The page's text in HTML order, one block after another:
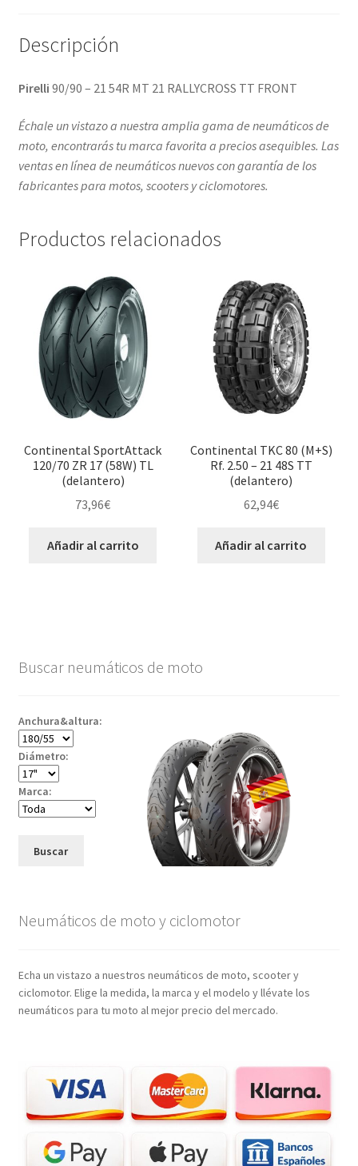
Descripción
Pirelli 90/90 – 21 54R MT 21 RALLYCROSS TT FRONT
Échale un vistazo a nuestra amplia gama de neumáticos de
moto, encontrarás tu marca favorita a precios asequibles. Las
ventas en línea de neumáticos nuevos con garantía de los
fabricantes para motos, scooters y ciclomotores.
Productos relacionados
Continental SportAttack
120/70 ZR 17 (58W) TL
(delantero)
73,96€
Añadir al carrito
Continental TKC 80 (M+S)
Rf. 2.50 – 21 48S TT
(delantero)
62,94€
Añadir al carrito
Buscar neumáticos de moto
Anchura&altura:
Diámetro:
Marca:
Buscar
Neumáticos de moto y ciclomotor
Echa un vistazo a nuestros neumáticos de moto, scooter y
ciclomotor. Elige la medida, la marca y el modelo y llévate los
neumáticos para tu moto al mejor precio del mercado.